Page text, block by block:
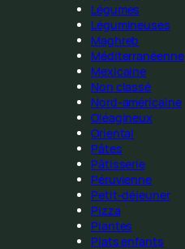
Légumes
Légumineuses
Maghreb
Méditerranéenne
Mexicaine
Non classé
Nord-américaine
Oléagineux
Oriental
Pâtes
Pâtisserie
Péruvienne
Petit-déjeuner
Pizza
Plantes
Plats enfants